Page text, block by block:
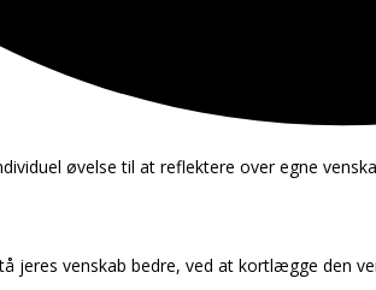
øvelse til at reflektere over egne
jeres venskab bedre, ved at kortlægge den